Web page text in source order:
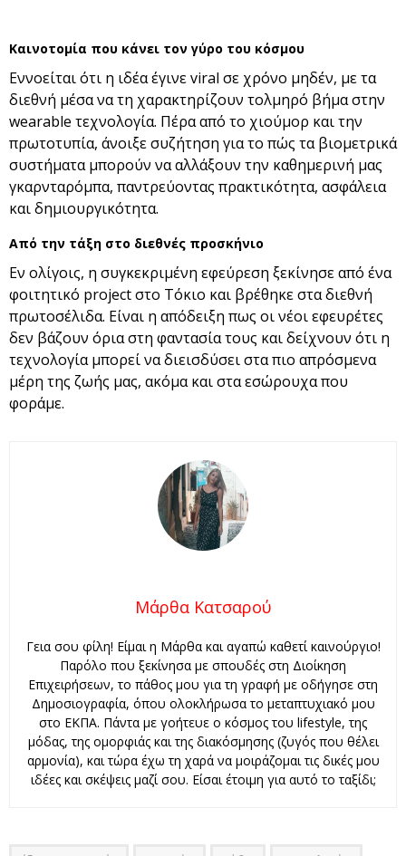
Καινοτομία που κάνει τον γύρο του κόσμου
Εννοείται ότι η ιδέα έγινε viral σε χρόνο μηδέν, με τα
διεθνή μέσα να τη χαρακτηρίζουν τολμηρό βήμα στην
wearable τεχνολογία. Πέρα από το χιούμορ και την
πρωτοτυπία, άνοιξε συζήτηση για το πώς τα βιομετρικά
συστήματα μπορούν να αλλάξουν την καθημερινή μας
γκαρνταρόμπα, παντρεύοντας πρακτικότητα, ασφάλεια
και δημιουργικότητα.
Από την τάξη στο διεθνές προσκήνιο
Εν ολίγοις, η συγκεκριμένη εφεύρεση ξεκίνησε από ένα
φοιτητικό project στο Τόκιο και βρέθηκε στα διεθνή
πρωτοσέλιδα. Είναι η απόδειξη πως οι νέοι εφευρέτες
δεν βάζουν όρια στη φαντασία τους και δείχνουν ότι η
τεχνολογία μπορεί να διεισδύσει στα πιο απρόσμενα
μέρη της ζωής μας, ακόμα και στα εσώρουχα που
φοράμε.
Μάρθα Κατσαρού
Γεια σου φίλη! Είμαι η Μάρθα και αγαπώ καθετί καινούργιο!
Παρόλο που ξεκίνησα με σπουδές στη Διοίκηση
Επιχειρήσεων, το πάθος μου για τη γραφή με οδήγησε στη
Δημοσιογραφία, όπου ολοκλήρωσα το μεταπτυχιακό μου
στο ΕΚΠΑ. Πάντα με γοήτευε ο κόσμος του lifestyle, της
μόδας, της ομορφιάς και της διακόσμησης (ζυγός που θέλει
αρμονία), και τώρα έχω τη χαρά να μοιράζομαι τις δικές μου
ιδέες και σκέψεις μαζί σου. Είσαι έτοιμη για αυτό το ταξίδι;